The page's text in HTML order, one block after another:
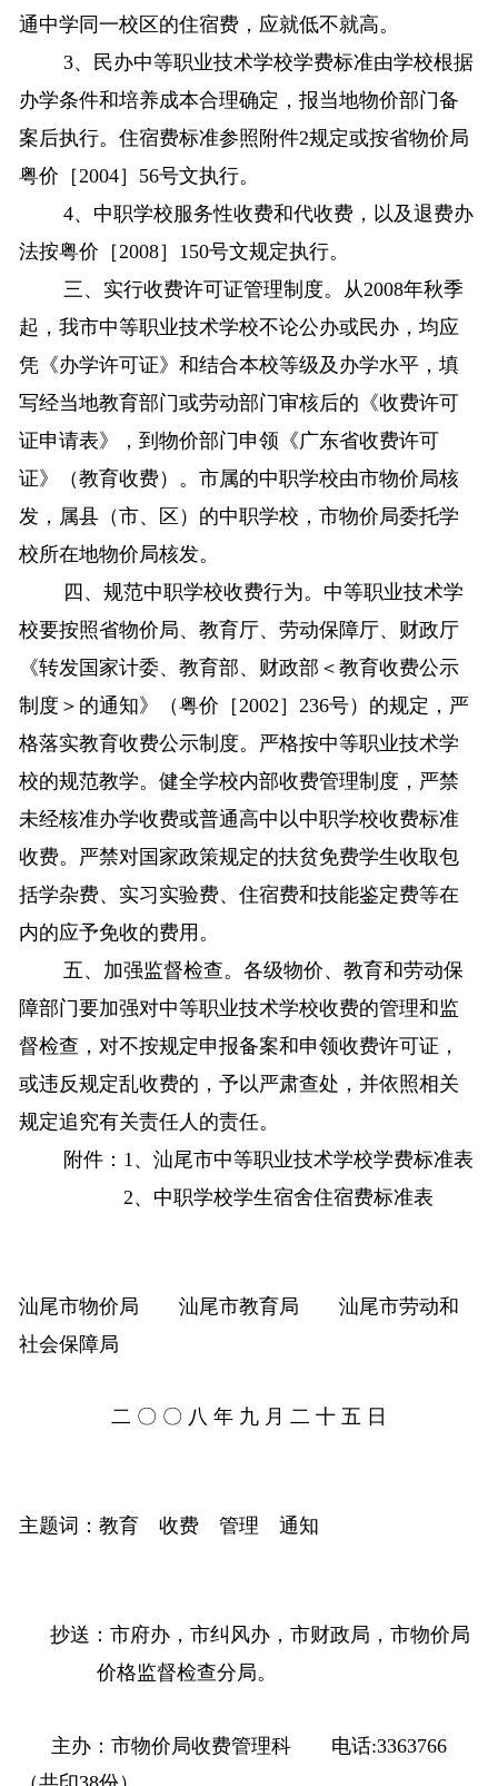
通中学同一校区的住宿费，应就低不就高。
3、民办中等职业技术学校学费标准由学校根据
办学条件和培养成本合理确定，报当地物价部门备
案后执行。住宿费标准参照附件2规定或按省物价局
粤价［2004］ 56号文执行。
4、中职学校服务性收费和代收费，以及退费办
法按粤价［2008］ 150号文规定执行。
三、实行收费许可证管理制度。从2008年秋季
起，我市中等职业技术学校不论公办或民办，均应
凭《办学许可证》和结合本校等级及办学水平，填
写经当地教育部门或劳动部门审核后的《收费许可
证申请表》，到物价部门申领《广东省收费许可
证》（教育收费）。市属的中职学校由市物价局核
发，属县（市、区）的中职学校，市物价局委托学
校所在地物价局核发。
四、规范中职学校收费行为。中等职业技术学
校要按照省物价局、教育厅、劳动保障厅、财政厅
《转发国家计委、教育部、财政部＜教育收费公示
制度＞的通知》（粤价［2002］236号）的规定，严
格落实教育收费公示制度。严格按中等职业技术学
校的规范教学。健全学校内部收费管理制度，严禁
未经核准办学收费或普通高中以中职学校收费标准
收费。严禁对国家政策规定的扶贫免费学生收取包
括学杂费、实习实验费、住宿费和技能鉴定费等在
内的应予免收的费用。
五、加强监督检查。各级物价、教育和劳动保
障部门要加强对中等职业技术学校收费的管理和监
督检查，对不按规定申报备案和申领收费许可证，
或违反规定乱收费的，予以严肃查处，并依照相关
规定追究有关责任人的责任。
附件： 1、汕尾市中等职业技术学校学费标准表
2、中职学校学生宿舍住宿费标准表
汕尾市物价局 汕尾市教育局汕尾市劳动和
社会保障局
二 〇 〇 八 年 九 月 二 十 五 日
主题词 ：教育 收费 管理 通知
抄送：市府办，市纠风办，市财政局，市物价局
价格监督检查分局。
主办： 市物价局收费管理科电话:3363766